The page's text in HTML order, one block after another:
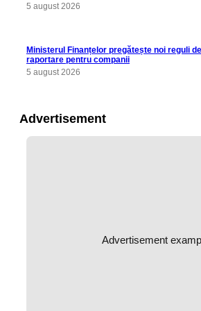
5 august 2026
Ministerul Finanțelor pregătește noi reguli de
raportare pentru companii
5 august 2026
Advertisement
Advertisement